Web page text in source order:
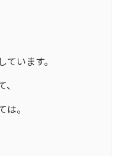
います。
。